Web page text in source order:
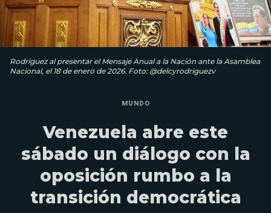
Rodríguez al presentar el Mensaje Anual a la Nación ante la Asamblea
Nacional, el 18 de enero de 2026. Foto: @delcyrodriguezv
MUNDO
Venezuela abre este
sábado un diálogo con la
oposición rumbo a la
transición democrática